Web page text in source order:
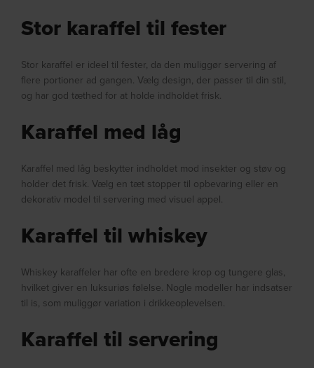
Stor karaffel til fester
Stor karaffel er ideel til fester, da den muliggør servering af
flere portioner ad gangen. Vælg design, der passer til din stil,
og har god tæthed for at holde indholdet frisk.
Karaffel med låg
Karaffel med låg beskytter indholdet mod insekter og støv og
holder det frisk. Vælg en tæt stopper til opbevaring eller en
dekorativ model til servering med visuel appel.
Karaffel til whiskey
Whiskey karaffeler har ofte en bredere krop og tungere glas,
hvilket giver en luksuriøs følelse. Nogle modeller har indsatser
til is, som muliggør variation i drikkeoplevelsen.
Karaffel til servering